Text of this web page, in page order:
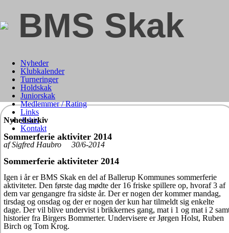
BMS Skak
Nyheder
Klubkalender
Turneringer
Holdskak
Juniorskak
Medlemmer / Rating
Links
Arkiv
Kontakt
Nyhedsarkiv
Sommerferie aktiviter 2014
af Sigfred Haubro 30/6-2014
Sommerferie aktiviteter 2014
Igen i år er BMS Skak en del af Ballerup Kommunes sommerferie
aktiviteter. Den første dag mødte der 16 friske spillere op, hvoraf 3 af
dem var gengangre fra sidste år. Der er nogen der kommer mandag,
tirsdag og onsdag og der er nogen der kun har tilmeldt sig enkelte
dage. Der vil blive undervist i brikkernes gang, mat i 1 og mat i 2
historier fra Birgers Bommerter. Undervisere er Jørgen Holst, Ruben
Birch og Tom Krog.